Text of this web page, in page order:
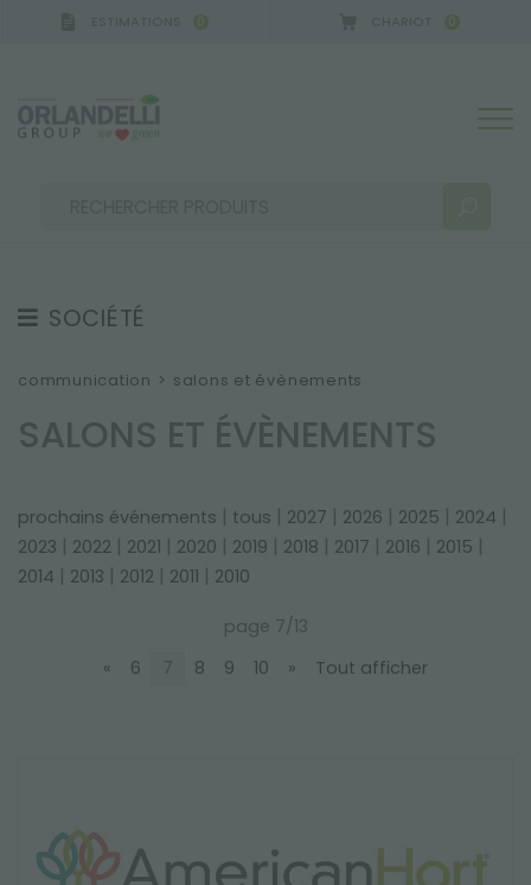
0 0
SOCIÉTÉ
À PROPOS DE NOUS
SALONS ET ÉVÈNEMENTS
communication > salons et évènements
SALONS ET ÉVÈNEMENTS
prochains événements | tous | 2027 | 2026 | 2025 | 2024 |
2023 | 2022 | 2021 | 2020 | 2019 | 2018 | 2017 | 2016 | 2015 |
2014 | 2013 | 2012 | 2011 | 2010
page 7/13
«
6 7 8 9 10 » Tout afficher